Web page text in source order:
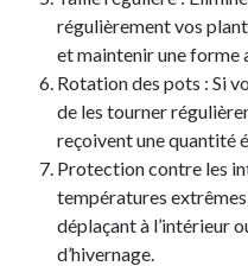
régulièrement vos
et maintenir une forme
Rotation des pots : Si
de les tourner
reçoivent une quantité
Protection contre les
températures
déplaçant à l’intérieur
d’hivernage.